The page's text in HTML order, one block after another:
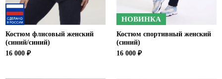
Костюм флисовый женский
(синий/синий)
16 000 ₽
НОВИНКА
Костюм спортивный женский
(синий)
16 000 ₽